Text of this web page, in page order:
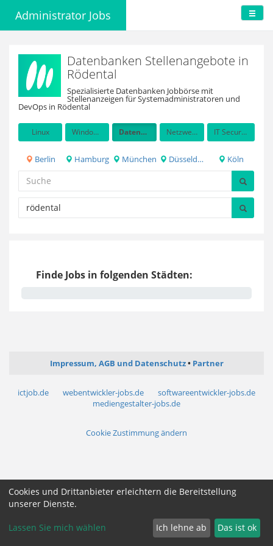
Administrator Jobs
Datenbanken Stellenangebote in
Rödental
Spezialisierte Datenbanken Jobbörse mit
Stellenanzeigen für Systemadministratoren und
DevOps in Rödental
Linux Windows Server Datenbanken Netzwerkadministration IT Security / Auditing
Berlin Hamburg München Düsseldorf Köln
Finde Jobs in folgenden Städten:
Impressum, AGB und Datenschutz Partner
ictjob.de webentwickler-jobs.de
softwareentwickler-jobs.de
mediengestalter-jobs.de
Cookie Zustimmung ändern
Cookies und Drittanbieter erleichtern die Bereitstellung
unserer Dienste.
Lassen Sie mich wählen Ich lehne ab Das ist ok